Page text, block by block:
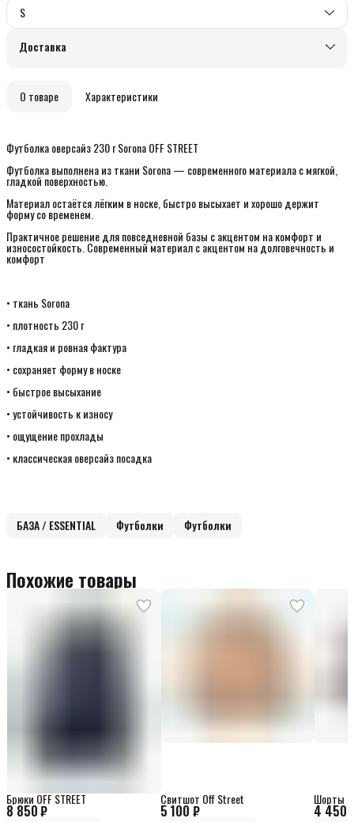
S
Доставка
О товаре Характеристики
Футболка оверсайз 230 г Sorona OFF STREET
Футболка выполнена из ткани Sorona — современного материала с мягкой,
гладкой поверхностью.
Материал остаётся лёгким в носке, быстро высыхает и хорошо держит
форму со временем.
Практичное решение для повседневной базы с акцентом на комфорт и
износостойкость. Современный материал с акцентом на долговечность и
комфорт
• ткань Sorona
• плотность 230 г
• гладкая и ровная фактура
• сохраняет форму в носке
• быстрое высыхание
• устойчивость к износу
• ощущение прохлады
• классическая оверсайз посадка
БАЗА / ESSENTIAL Футболки Футболки
Похожие товары
8 850 ₽
Брюки OFF STREET
5 100 ₽
Свитшот Off Street
4 450
Шорты